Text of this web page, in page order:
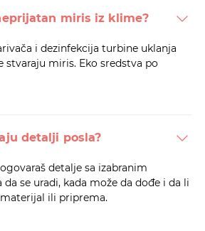
miris iz klime?
i dezinfekcija turbine uklanja
stvaraju miris. Eko sredstva po
detalji posla?
detalje sa izabranim
se uradi, kada može da dođe i da li
ili priprema.